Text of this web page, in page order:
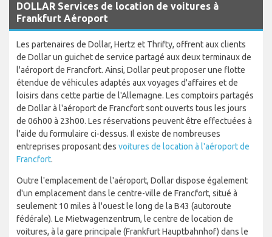
DOLLAR Services de location de voitures à
Frankfurt Aéroport
Les partenaires de Dollar, Hertz et Thrifty, offrent aux clients
de Dollar un guichet de service partagé aux deux terminaux de
l'aéroport de Francfort. Ainsi, Dollar peut proposer une flotte
étendue de véhicules adaptés aux voyages d'affaires et de
loisirs dans cette partie de l'Allemagne. Les comptoirs partagés
de Dollar à l'aéroport de Francfort sont ouverts tous les jours
de 06h00 à 23h00. Les réservations peuvent être effectuées à
l'aide du formulaire ci-dessus. Il existe de nombreuses
entreprises proposant des voitures de location à l'aéroport de
Francfort.
Outre l'emplacement de l'aéroport, Dollar dispose également
d'un emplacement dans le centre-ville de Francfort, situé à
seulement 10 miles à l'ouest le long de la B43 (autoroute
fédérale). Le Mietwagenzentrum, le centre de location de
voitures, à la gare principale (Frankfurt Hauptbahnhof) dans le